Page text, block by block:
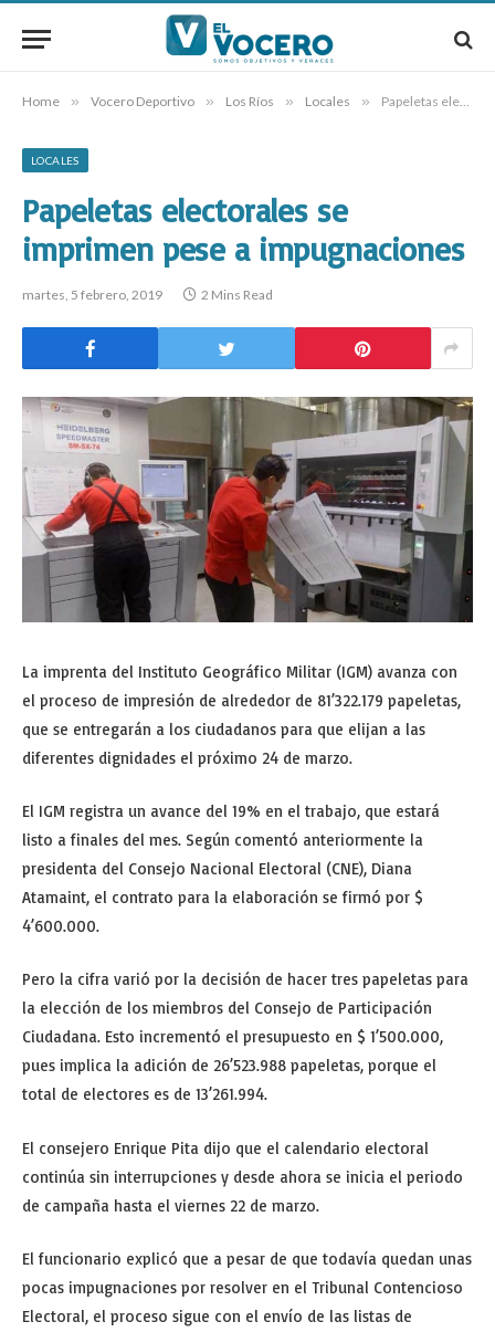
Home » Vocero Deportivo » Los Ríos » Locales » Papeletas electorales se imprimen pese a impugnaciones
LOCALES
Papeletas electorales se
imprimen pese a impugnaciones
martes, 5 febrero, 2019 2 Mins Read
La imprenta del Instituto Geográfico Militar (IGM) avanza con
el proceso de impresión de alrededor de 81’322.179 papeletas,
que se entregarán a los ciudadanos para que elijan a las
diferentes dignidades el próximo 24 de marzo.
El IGM registra un avance del 19% en el trabajo, que estará
listo a finales del mes. Según comentó anteriormente la
presidenta del Consejo Nacional Electoral (CNE), Diana
Atamaint, el contrato para la elaboración se firmó por $
4’600.000.
Pero la cifra varió por la decisión de hacer tres papeletas para
la elección de los miembros del Consejo de Participación
Ciudadana. Esto incrementó el presupuesto en $ 1’500.000,
pues implica la adición de 26’523.988 papeletas, porque el
total de electores es de 13’261.994.
El consejero Enrique Pita dijo que el calendario electoral
continúa sin interrupciones y desde ahora se inicia el periodo
de campaña hasta el viernes 22 de marzo.
El funcionario explicó que a pesar de que todavía quedan unas
pocas impugnaciones por resolver en el Tribunal Contencioso
Electoral, el proceso sigue con el envío de las listas de